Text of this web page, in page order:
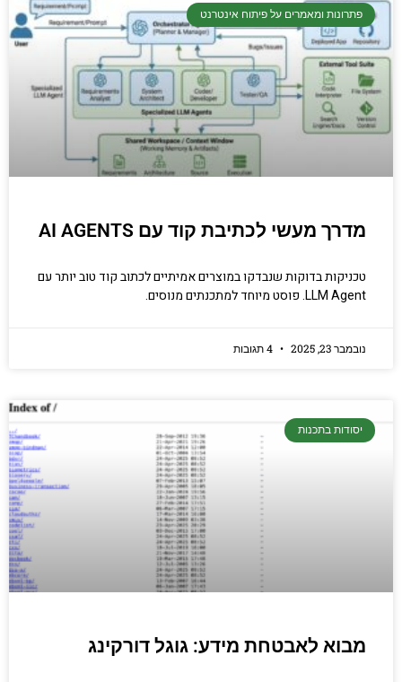
יסודות בתכנות
קריפטוגרפיה, ביצועים, אבטחת מידע ומידע
יסודי וחשוב שגם מתכנתים מנוסים לא תמיד
הכנסו עכשיו
פתרונות ומאמרים על פיתוח אינטרנט
מדרך מעשי לכתיבת קוד עם AI AGENTS
טכניקות בדוקות שנבדקו במוצרים אמיתיים לכתוב קוד טוב יותר עם
LLM Agent. פוסט מיוחד למתכנתים מנוסים.
נובמבר 23, 2025
יסודות בתכנות
מבוא לאבטחת מידע: גוגל דורקינג